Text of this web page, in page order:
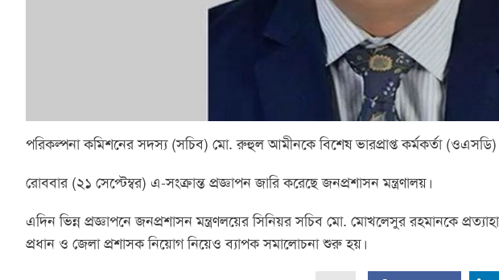
পরিকল্পনা কমিশনের সদস্য (সচিব) মো. রুহুল আমীনকে বিশেষ ভারপ্রাপ্ত কর্মকর্তা (ওএসডি)
রোববার (২১ সেপ্টেম্বর) এ-সংক্রান্ত প্রজ্ঞাপন জারি করেছে জনপ্রশাসন মন্ত্রণালয়।
এদিন ভিন্ন প্রজ্ঞাপনে জনপ্রশাসন মন্ত্রণলয়ের সিনিয়র সচিব মো. মোখলেসুর রহমানকে
প্রধান ও জেলা প্রশাসক নিয়োগ নিয়েও ব্যাপক সমালোচনা শুরু হয়।